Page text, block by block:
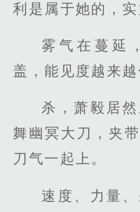
利是属于她的，实
雾气在蔓延
盖，能见度越来越
杀，萧毅居
舞幽冥大刀，夹
刀气一起上。
速度、力量